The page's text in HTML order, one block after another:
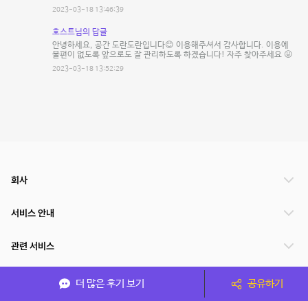
2023-03-18 13:46:39
호스트님의 답글
안녕하세요, 공간 도란도란입니다😊 이용해주셔서 감사합니다. 이용에
불편이 없도록 앞으로도 잘 관리하도록 하겠습니다! 자주 찾아주세요 😛
2023-03-18 13:52:29
더 많은 후기 보기 공유하기
회사
서비스 안내
관련 서비스